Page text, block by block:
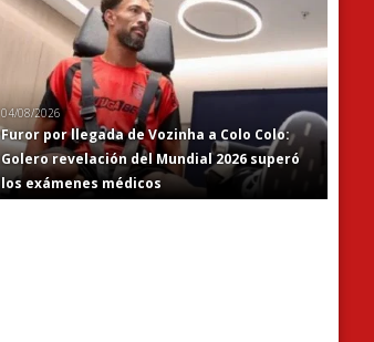
04/08/2026
Furor por llegada de Vozinha a Colo Colo:
Golero revelación del Mundial 2026 superó
los exámenes médicos